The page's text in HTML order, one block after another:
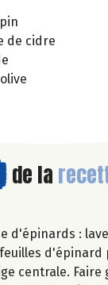
de cidre
de la
d'épinards :
d'épinard
centrale. Faire